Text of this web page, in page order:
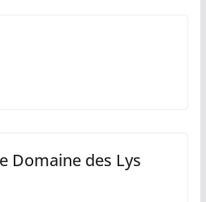
Domaine des Lys